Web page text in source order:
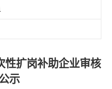
性扩岗补助企业审核
示